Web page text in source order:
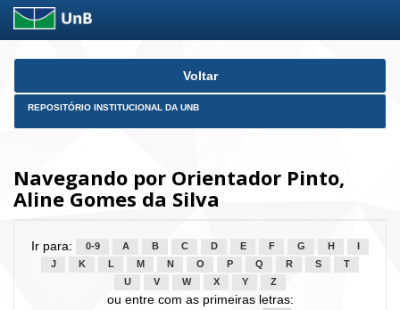
Skip
Voltar
REPOSITÓRIO INSTITUCIONAL DA UNB
Navegando por Orientador Pinto,
Aline Gomes da Silva
Ir para: 0-9 A B C D E F G H
J
K L M N O P Q R S
T
U
V W X Y Z
ou entre com as primeiras letras: